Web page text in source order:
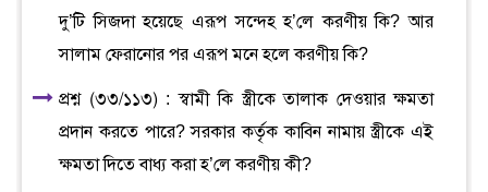
দু’টি সিজদা হয়েছে এরূপ সন্দেহ হ’লে করণীয় কি? আর
সালাম ফেরানোর পর এরূপ মনে হলে করণীয় কি?
প্রশ্ন (৩৩/১১৩) : স্বামী কি স্ত্রীকে তালাক দেওয়ার ক্ষমতা
প্রদান করতে পারে? সরকার কর্তৃক কাবিন নামায় স্ত্রীকে এই
ক্ষমতা দিতে বাধ্য করা হ’লে করণীয় কী?